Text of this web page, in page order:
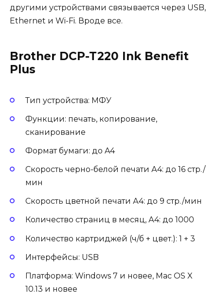
другими устройствами связывается через USB,
Ethernet и Wi-Fi. Вроде все.
Brother DCP-T220 Ink Benefit
Plus
Тип устройства: МФУ
Функции: печать, копирование,
сканирование
Формат бумаги: до A4
Скорость черно-белой печати А4: до 16 стр./
мин
Скорость цветной печати А4: до 9 стр./мин
Количество страниц в месяц, А4: до 1000
Количество картриджей (ч/б + цвет.): 1 + 3
Интерфейсы: USB
Платформа: Windows 7 и новее, Mac OS X
10.13 и новее